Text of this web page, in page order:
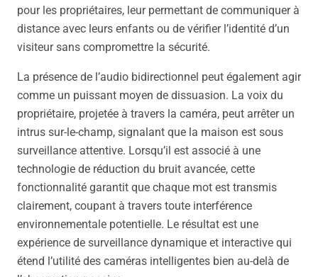
pour les propriétaires, leur permettant de communiquer à
distance avec leurs enfants ou de vérifier l’identité d’un
visiteur sans compromettre la sécurité.
La présence de l’audio bidirectionnel peut également agir
comme un puissant moyen de dissuasion. La voix du
propriétaire, projetée à travers la caméra, peut arrêter un
intrus sur-le-champ, signalant que la maison est sous
surveillance attentive. Lorsqu’il est associé à une
technologie de réduction du bruit avancée, cette
fonctionnalité garantit que chaque mot est transmis
clairement, coupant à travers toute interférence
environnementale potentielle. Le résultat est une
expérience de surveillance dynamique et interactive qui
étend l’utilité des caméras intelligentes bien au-delà de